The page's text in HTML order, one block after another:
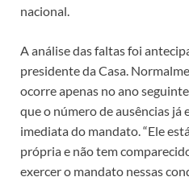
nacional.
A análise das faltas foi
presidente da Casa.
ocorre apenas no ano
que o número de ausências já
imediata do mandato. “Ele
própria e não tem
exercer o mandato nessas